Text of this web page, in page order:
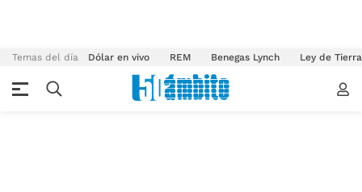
Temas del día Dólar en vivo REM Benegas Lynch Ley de